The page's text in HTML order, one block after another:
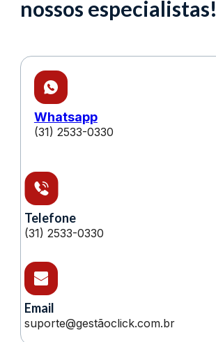
nossos especialistas!
Whatsapp
(31) 2533-0330
Telefone
(31) 2533-0330
Email
suporte@gestãoclick.com.br